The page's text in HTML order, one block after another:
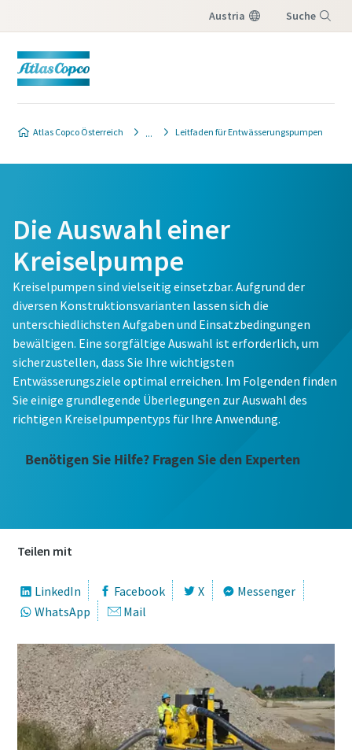
Austria Suche
Atlas Copco Österreich Leitfaden für Entwässerungspumpen
Die Auswahl einer
Kreiselpumpe
Kreiselpumpen sind vielseitig einsetzbar. Aufgrund der
diversen Konstruktionsvarianten lassen sich die
unterschiedlichsten Aufgaben und Einsatzbedingungen
bewältigen. Eine sorgfältige Auswahl ist erforderlich, um
sicherzustellen, dass Sie Ihre wichtigsten
Entwässerungsziele optimal erreichen. Im Folgenden finden
Sie einige grundlegende Überlegungen zur Auswahl des
richtigen Kreiselpumpentyps für Ihre Anwendung.
Benötigen Sie Hilfe? Fragen Sie den Experten
Teilen mit
LinkedIn Facebook X
Messenger
WhatsApp
Mail